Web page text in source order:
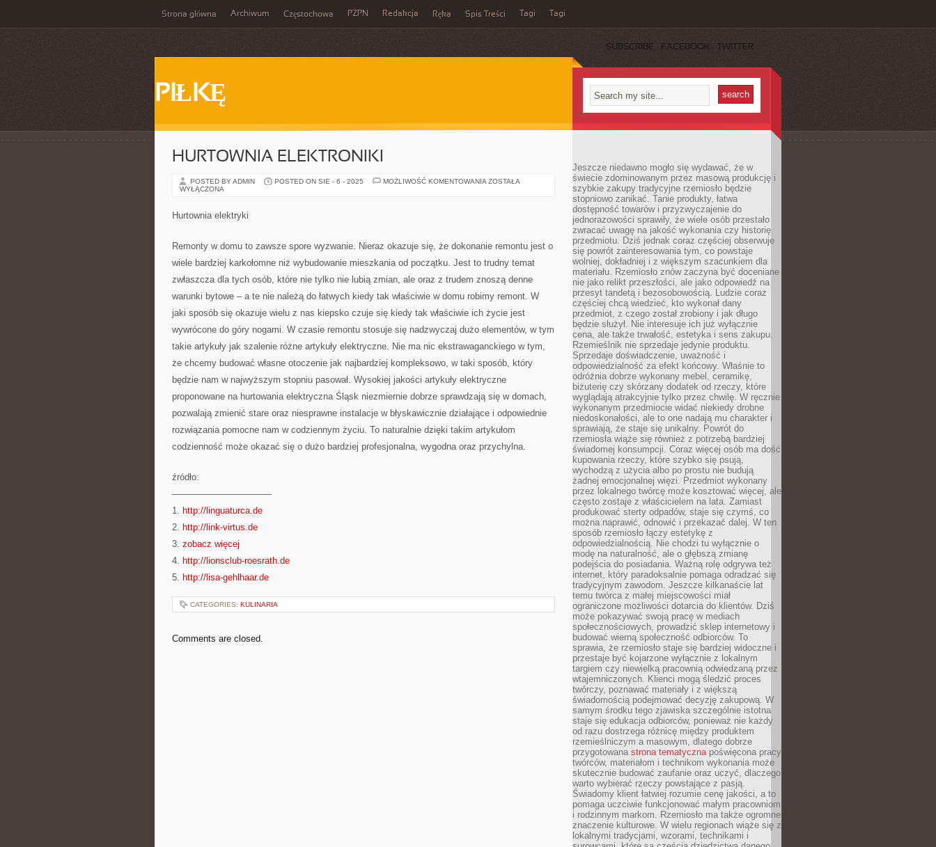
Strona główna Archiwum Częstochowa PZPN Redakcja Ręka Spis Treści Tagi Tagi
SUBSCRIBE FACEBOOK TWITTER
PIŁKĘ
HURTOWNIA ELEKTRONIKI
POSTED BY ADMIN POSTED ON SIE - 6 - 2025 MOŻLIWOŚĆ KOMENTOWANIA HURTOWNIA
ZOSTAŁA
WYŁĄCZONA
Hurtownia elektryki
Remonty w domu to zawsze spore wyzwanie. Nieraz okazuje się, że dokonanie remontu jest o
wiele bardziej karkołomne niż wybudowanie mieszkania od początku. Jest to trudny temat
zwłaszcza dla tych osób, które nie tylko nie lubią zmian, ale oraz z trudem znoszą denne
warunki bytowe – a te nie należą do łatwych kiedy tak właściwie w domu robimy remont. W
jaki sposób się okazuje wielu z nas kiepsko czuje się kiedy tak właściwie ich życie jest
wywrócone do góry nogami. W czasie remontu stosuje się nadzwyczaj dużo elementów, w tym
takie artykuły jak szalenie różne artykuły elektryczne. Nie ma nic ekstrawaganckiego w tym,
że chcemy budować własne otoczenie jak najbardziej kompleksowo, w taki sposób, który
będzie nam w najwyższym stopniu pasował. Wysokiej jakości artykuły elektryczne
proponowane na hurtowania elektryczna Śląsk niezmiernie dobrze sprawdzają się w domach,
pozwalają zmienić stare oraz niesprawne instalacje w błyskawicznie działające i odpowiednie
rozwiązania pomocne nam w codziennym życiu. To naturalnie dzięki takim artykułom
codzienność może okazać się o dużo bardziej profesjonalna, wygodna oraz przychylna.
źródło:
———————————
1. http://linguaturca.de
2. http://link-virtus.de
3. zobacz więcej
4. http://lionsclub-roesrath.de
5. http://lisa-gehlhaar.de
CATEGORIES: KULINARIA
Comments are closed.
Jeszcze niedawno mogło się wydawać, że w
świecie zdominowanym przez masową produkcję i
szybkie zakupy tradycyjne rzemiosło będzie
stopniowo zanikać. Tanie produkty, łatwa
dostępność towarów i przyzwyczajenie do
jednorazowości sprawiły, że wiele osób przestało
zwracać uwagę na jakość wykonania czy historię
przedmiotu. Dziś jednak coraz częściej obserwuje
się powrót zainteresowania tym, co powstaje
wolniej, dokładniej i z większym szacunkiem dla
materiału. Rzemiosło znów zaczyna być doceniane
nie jako relikt przeszłości, ale jako odpowiedź na
przesyt tandetą i bezosobowością. Ludzie coraz
częściej chcą wiedzieć, kto wykonał dany
przedmiot, z czego został zrobiony i jak długo
będzie służył. Nie interesuje ich już wyłącznie
cena, ale także trwałość, estetyka i sens zakupu.
Rzemieślnik nie sprzedaje jedynie produktu.
Sprzedaje doświadczenie, uważność i
odpowiedzialność za efekt końcowy. Właśnie to
odróżnia dobrze wykonany mebel, ceramikę,
biżuterię czy skórzany dodatek od rzeczy, które
wyglądają atrakcyjnie tylko przez chwilę. W ręcznie
wykonanym przedmiocie widać niekiedy drobne
niedoskonałości, ale to one nadają mu charakter i
sprawiają, że staje się unikalny. Powrót do
rzemiosła wiąże się również z potrzebą bardziej
świadomej konsumpcji. Coraz więcej osób ma dość
kupowania rzeczy, które szybko się psują,
wychodzą z użycia albo po prostu nie budują
żadnej emocjonalnej więzi. Przedmiot wykonany
przez lokalnego twórcę może kosztować więcej, ale
często zostaje z właścicielem na lata. Zamiast
produkować sterty odpadów, staje się czymś, co
można naprawić, odnowić i przekazać dalej. W ten
sposób rzemiosło łączy estetykę z
odpowiedzialnością. Nie chodzi tu wyłącznie o
modę na naturalność, ale o głębszą zmianę
podejścia do posiadania. Ważną rolę odgrywa też
internet, który paradoksalnie pomaga odradzać się
tradycyjnym zawodom. Jeszcze kilkanaście lat
temu twórca z małej miejscowości miał
ograniczone możliwości dotarcia do klientów. Dziś
może pokazywać swoją pracę w mediach
społecznościowych, prowadzić sklep internetowy i
budować wierną społeczność odbiorców. To
sprawia, że rzemiosło staje się bardziej widoczne i
przestaje być kojarzone wyłącznie z lokalnym
targiem czy niewielką pracownią odwiedzaną przez
wtajemniczonych. Klienci mogą śledzić proces
twórczy, poznawać materiały i z większą
świadomością podejmować decyzję zakupową. W
samym środku tego zjawiska szczególnie istotna
staje się edukacja odbiorców, ponieważ nie każdy
od razu dostrzega różnicę między produktem
rzemieślniczym a masowym, dlatego dobrze
przygotowana strona tematycznapoświęcona pracy
twórców, materiałom i technikom wykonania może
skutecznie budować zaufanie oraz uczyć, dlaczego
warto wybierać rzeczy powstające z pasją.
Świadomy klient łatwiej rozumie cenę jakości, a to
pomaga uczciwie funkcjonować małym pracowniom
i rodzinnym markom. Rzemiosło ma także ogromne
znaczenie kulturowe. W wielu regionach wiąże się z
lokalnymi tradycjami, wzorami, technikami i